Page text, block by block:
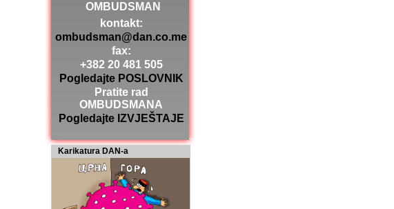
OMBUDSMAN
kontakt:
ombudsman@dan.co.me
fax:
+382 20 481 505
Pogledajte POSLOVNIK
Pratite rad
OMBUDSMANA
Pogledajte IZVJEŠTAJE
Karikatura DAN-a